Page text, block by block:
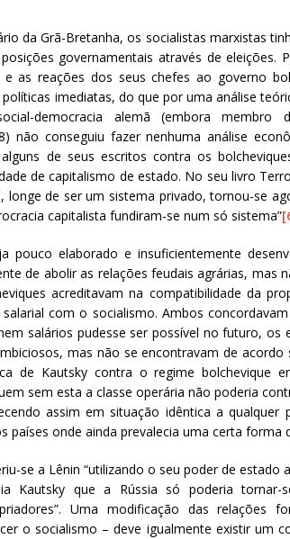
da Grã-Bretanha, os socialistas marxistas
governamentais através de eleições.
as reações dos seus chefes ao governo
imediatas, do que por uma análise
democracia alemã (embora membro
não conseguiu fazer nenhuma análise
de seus escritos contra os
de capitalismo de estado. No seu livro
longe de ser um sistema privado, tornou-se
capitalista fundiram-se num só sistema”
pouco elaborado e insuficientemente
de abolir as relações feudais agrárias, mas
acreditavam na compatibilidade da
com o socialismo. Ambos
salários pudesse ser possível no futuro, os
mas não se encontravam de
de Kautsky contra o regime bolchevique
sem esta a classe operária não poderia
assim em situação idêntica a qualquer
países onde ainda prevalecia uma certa forma
se a Lênin “utilizando o seu poder de estado
Kautsky que a Rússia só poderia tornar-
Uma modificação das relações
o socialismo – deve igualmente existir um